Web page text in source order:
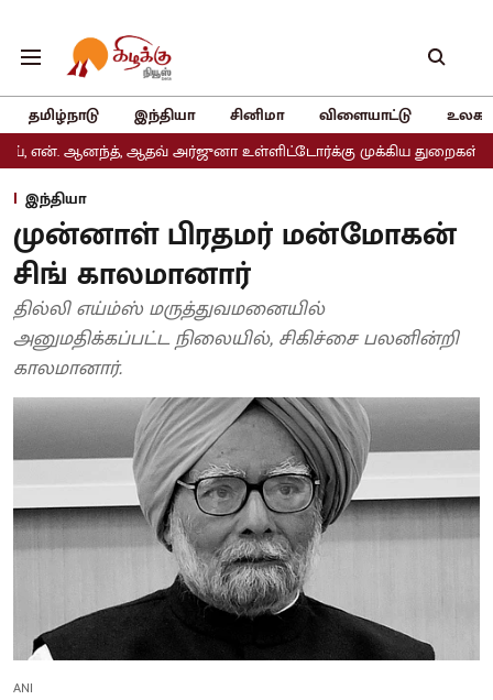
தமிழ்நாடு இந்தியா சினிமா விளையாட்டு
ஆதவ் அர்ஜுனா உள்ளிட்டோர்க்கு முக்கிய துறைகள் ஒதுக்கீடு
இந்தியா
முன்னாள் பிரதமர் மன்மோகன்
சிங் காலமானார்
தில்லி எய்ம்ஸ் மருத்துவமனையில்
அனுமதிக்கப்பட்ட நிலையில், சிகிச்சை பலனின்றி
காலமானார்.
ANI